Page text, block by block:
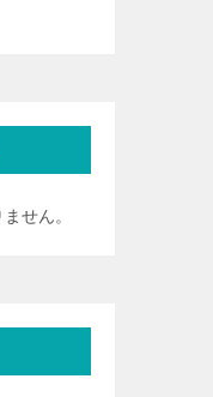
せん。